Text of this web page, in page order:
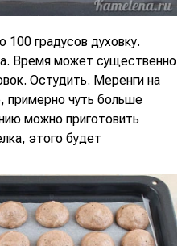
100 градусов духовку.
Время может существенно
Остудить. Меренги на
примерно чуть больше
можно приготовить
этого будет